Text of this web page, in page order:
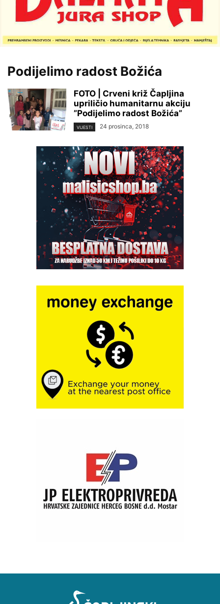
Podijelimo radost Božića
FOTO | Crveni križ Čapljina
upriličio humanitarnu akciju
”Podijelimo radost Božića”
VIJESTI 24 prosinca, 2018